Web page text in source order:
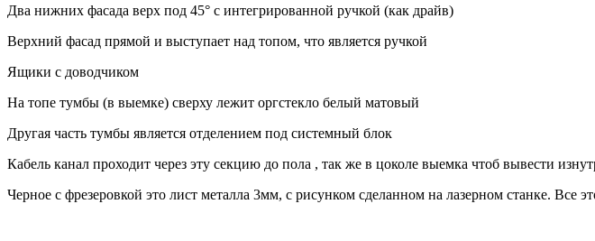
Два нижних фасада верх под 45° с интегрированной ручкой (как драйв)
Верхний фасад прямой и выступает над топом, что является ручкой
Ящики с доводчиком
На топе тумбы (в выемке) сверху лежит оргстекло белый матовый
Другая часть тумбы является отделением под системный блок
Кабель канал проходит через эту секцию до пола , так же в цоколе выемка чтоб вывести
Черное с фрезеровкой это лист металла 3мм, с рисунком сделанном на лазерном станке. Все